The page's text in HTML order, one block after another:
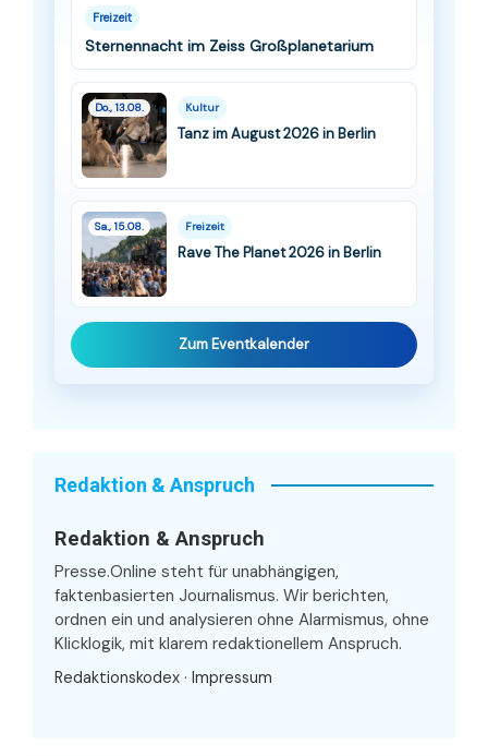
Freizeit
Sternennacht im Zeiss Großplanetarium
Do., 13.08. Kultur
Tanz im August 2026 in Berlin
Sa., 15.08. Freizeit
Rave The Planet 2026 in Berlin
Zum Eventkalender
Redaktion & Anspruch
Redaktion & Anspruch
Presse.Online steht für unabhängigen,
faktenbasierten Journalismus. Wir berichten,
ordnen ein und analysieren ohne Alarmismus, ohne
Klicklogik, mit klarem redaktionellem Anspruch.
Redaktionskodex · Impressum